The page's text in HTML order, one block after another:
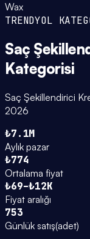
Wax
TRENDYOL
Saç
Kategorisi
Saç Şekillendirici
2026
₺7.1M
Aylık pazar
₺774
Ortalama fiyat
₺69–₺12K
Fiyat aralığı
753
Günlük satış(adet)